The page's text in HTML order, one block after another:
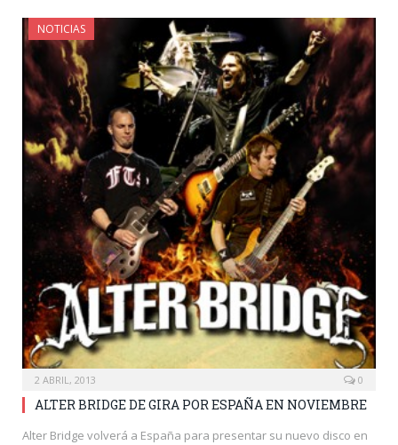
NOTICIAS
2 ABRIL, 2013 0
ALTER BRIDGE DE GIRA POR ESPAÑA EN NOVIEMBRE
Alter Bridge volverá a España para presentar su nuevo disco en